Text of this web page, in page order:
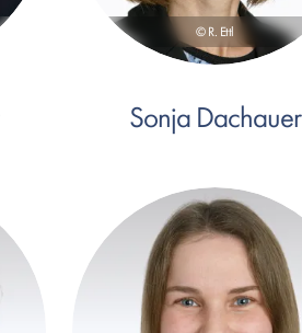
© R. Ettl
Sonja Dachauer